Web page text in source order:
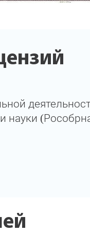
науки